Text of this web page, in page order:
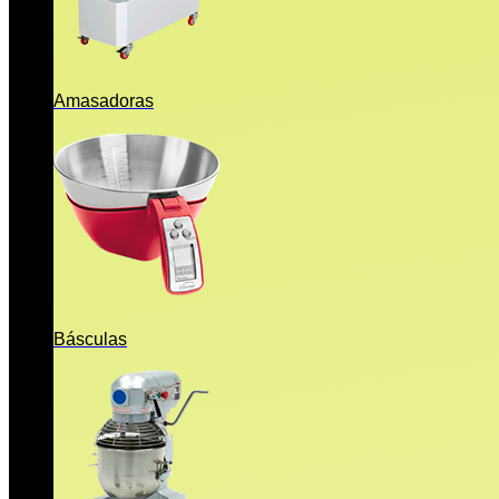
Amasadoras
Básculas